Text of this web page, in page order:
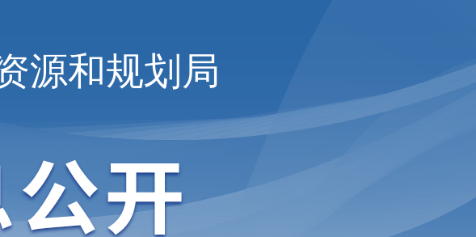
源和规划局